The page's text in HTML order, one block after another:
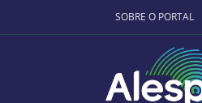
Ir para o
SOBRE O PORTAL